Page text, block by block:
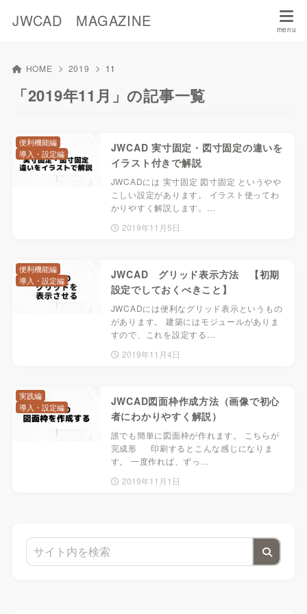
JWCAD MAGAZINE
HOME 2019 11
「2019年11月」の記事一覧
JWCAD 実寸固定・図寸固定の違いを
イラスト付きで解説
JWCADには 実寸固定 図寸固定 というやや
こしい設定があります。 イラスト使ってわ
かりやすく解説します。…
2019年11月5日
便利機能編
導入・設定編
JWCAD グリッド表示方法 【初期
設定でしておくべきこと】
JWCADには便利なグリッド表示というもの
があります。 建築にはモジュールがありま
すので、これを設定する…
2019年11月4日
便利機能編
導入・設定編
JWCAD図面枠作成方法（画像で初心
者にわかりやすく解説）
誰でも簡単に図面枠が作れます。 こちらが
完成形 印刷するとこんな感じになりま
す。 一度作れば、ずっ…
2019年11月1日
実践編
導入・設定編